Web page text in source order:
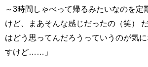
～3時間しゃべって帰るみたいなのを定
けど、まあそんな感じだったの（笑）
はどう思ってんだろうっていうのが気
すけど……」